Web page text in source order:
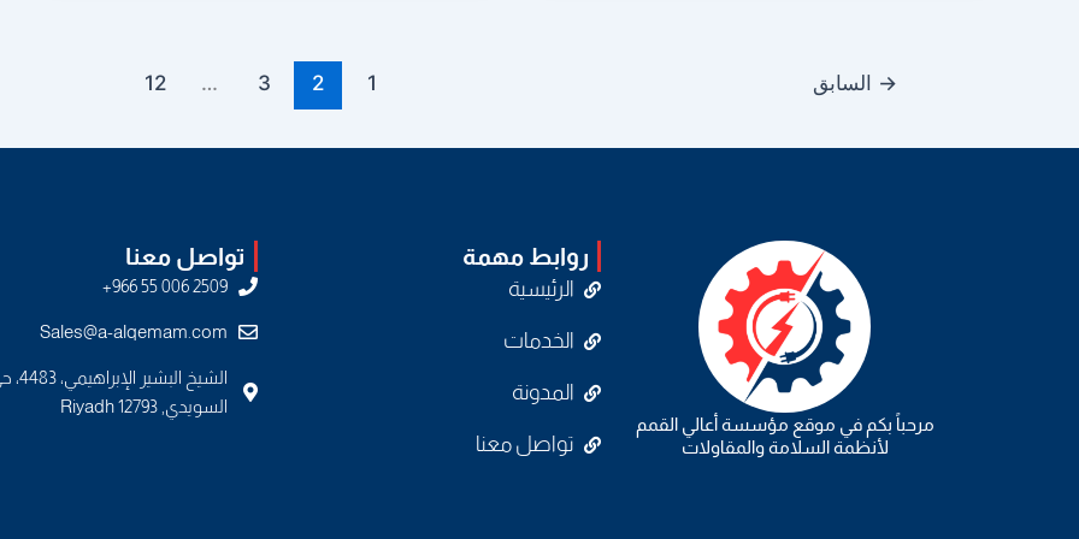
→ السابق 1
2
3
…
12
مرحباً بكم في موقع مؤسسة أعالي القمم
لأنظمة السلامة والمقاولات
روابط مهمة
الرئيسية
الخدمات
المدونة
تواصل معنا
تواصل معنا
Sales@a-alqemam.com
الشيخ البشير
السويدي, Riyadh 12793